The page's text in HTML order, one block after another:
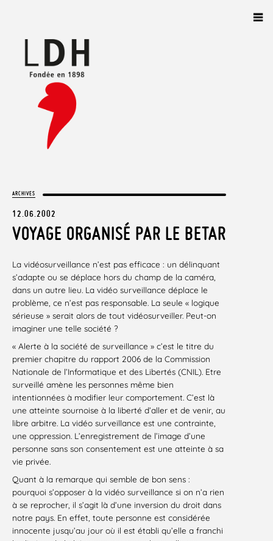
ARCHIVES
12.06.2002
VOYAGE ORGANISÉ PAR LE BETAR
La vidéosurveillance n’est pas efficace : un délinquant
s’adapte ou se déplace hors du champ de la caméra,
dans un autre lieu. La vidéo surveillance déplace le
problème, ce n’est pas responsable. La seule « logique
sérieuse » serait alors de tout vidéosurveiller. Peut-on
imaginer une telle société ?
« Alerte à la société de surveillance » c’est le titre du
premier chapitre du rapport 2006 de la Commission
Nationale de l’Informatique et des Libertés (CNIL). Etre
surveillé amène les personnes même bien
intentionnées à modifier leur comportement. C’est là
une atteinte sournoise à la liberté d’aller et de venir, au
libre arbitre. La vidéo surveillance est une contrainte,
une oppression. L’enregistrement de l’image d’une
personne sans son consentement est une atteinte à sa
vie privée.
Quant à la remarque qui semble de bon sens :
pourquoi s’opposer à la vidéo surveillance si on n’a rien
à se reprocher, il s’agit là d’une inversion du droit dans
notre pays. En effet, toute personne est considérée
innocente jusqu’au jour où il est établi qu’elle a franchi